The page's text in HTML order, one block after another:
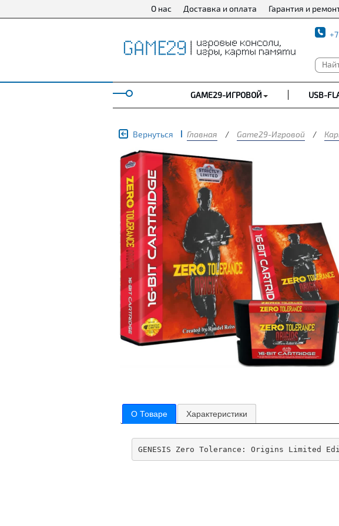
О нас Доставка и оплата Гарантия и
GAME29-ИГРОВОЙ USB-
Вернуться Главная / Game29-Игровой /
О Товаре Характеристики
GENESIS Zero Tolerance: Origins Limited